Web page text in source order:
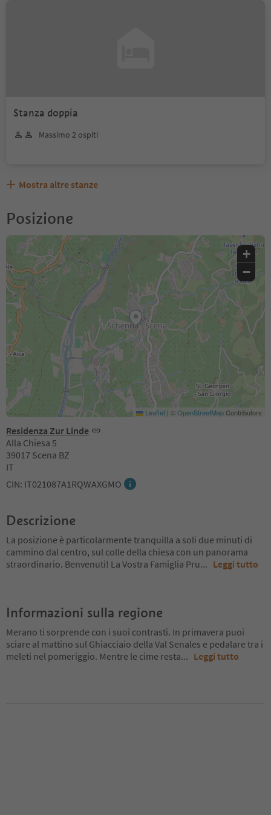
Stanza doppia
Massimo 2 ospiti
Mostra altre stanze
Posizione
Residenza Zur Linde
Alla Chiesa 5
39017 Scena BZ
IT
CIN: IT021087A1RQWAXGMO
+
−
Leaflet | ©OpenStreetMapContributors
Descrizione
La posizione è particolarmente tranquilla a soli due minuti di
cammino dal centro, sul colle della chiesa con un panorama
straordinario. Benvenuti! La Vostra Famiglia Pru... Leggi tutto
Informazioni sulla regione
Merano ti sorprende con i suoi contrasti. In primavera puoi
sciare al mattino sul Ghiacciaio della Val Senales e pedalare tra i
meleti nel pomeriggio. Mentre le cime resta... Leggi tutto